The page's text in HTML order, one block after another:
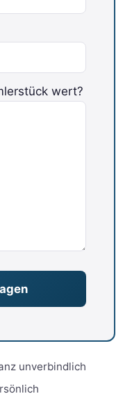
wert?
unverbindlich